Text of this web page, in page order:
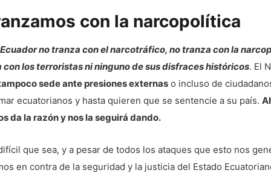
con la narcopolítica
no tranza con el narcotráfico, no tranza con la
con los terroristas ni ninguno de sus disfraces históricos. El
sede ante presiones externas o incluso de
ecuatorianos y hasta quieren que se sentencie a su país.
da la razón y nos la seguirá dando.
que sea, y a pesar de todos los ataques que esto nos
en contra de la seguridad y la justicia del Estado